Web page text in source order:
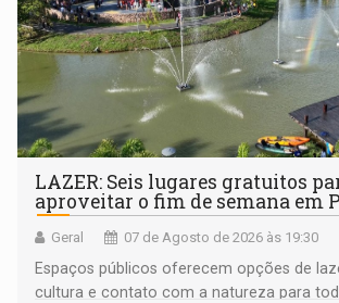
LAZER: Seis lugares gratuitos
aproveitar o fim de semana em
Geral 07 de Agosto de 2026 às 19:30
Espaços públicos oferecem opções de
cultura e contato com a natureza para